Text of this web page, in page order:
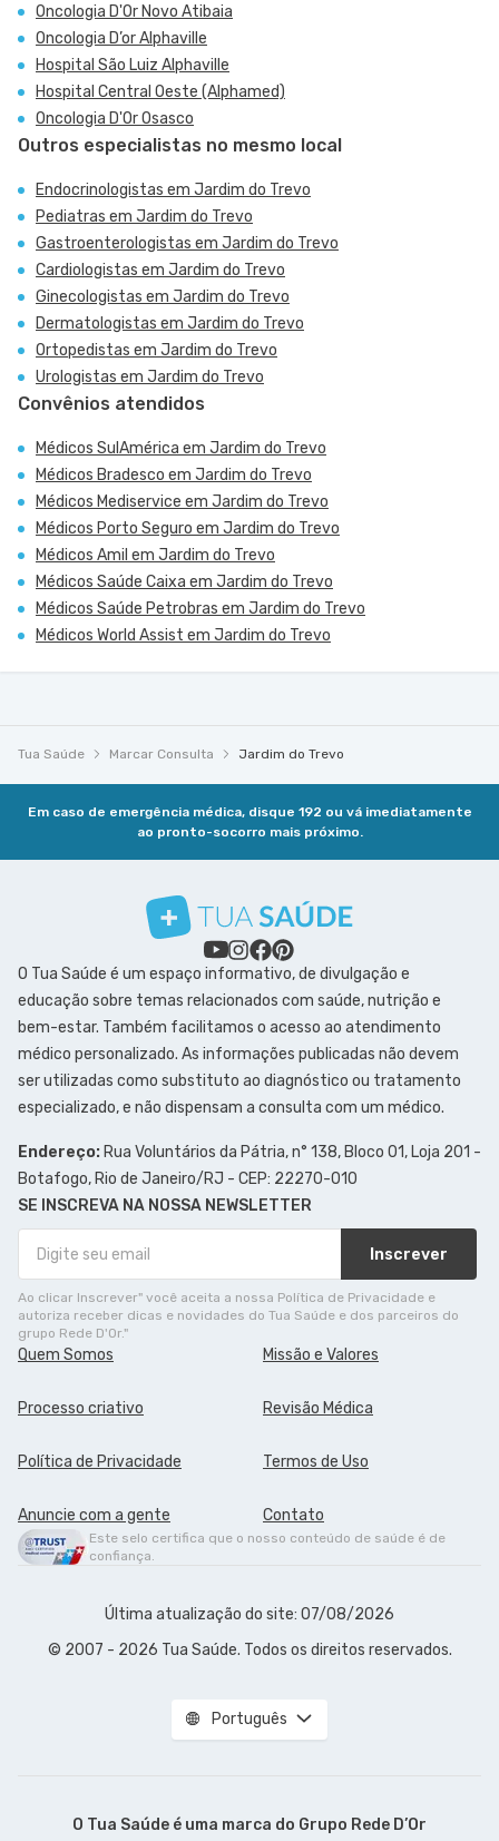
Oncologia D'Or Novo Atibaia
Oncologia D’or Alphaville
Hospital São Luiz Alphaville
Hospital Central Oeste (Alphamed)
Oncologia D'Or Osasco
Outros especialistas no mesmo local
Endocrinologistas em Jardim do Trevo
Pediatras em Jardim do Trevo
Gastroenterologistas em Jardim do Trevo
Cardiologistas em Jardim do Trevo
Ginecologistas em Jardim do Trevo
Dermatologistas em Jardim do Trevo
Ortopedistas em Jardim do Trevo
Urologistas em Jardim do Trevo
Convênios atendidos
Médicos SulAmérica em Jardim do Trevo
Médicos Bradesco em Jardim do Trevo
Médicos Mediservice em Jardim do Trevo
Médicos Porto Seguro em Jardim do Trevo
Médicos Amil em Jardim do Trevo
Médicos Saúde Caixa em Jardim do Trevo
Médicos Saúde Petrobras em Jardim do Trevo
Médicos World Assist em Jardim do Trevo
Tua Saúde Marcar Consulta Jardim do Trevo
Em caso de emergência médica, disque 192 ou vá imediatamente
ao pronto-socorro mais próximo.
O Tua Saúde é um espaço informativo, de divulgação e
educação sobre temas relacionados com saúde, nutrição e
bem-estar. Também facilitamos o acesso ao atendimento
médico personalizado. As informações publicadas não devem
ser utilizadas como substituto ao diagnóstico ou tratamento
especializado, e não dispensam a consulta com um médico.
Endereço: Rua Voluntários da Pátria, n° 138, Bloco 01, Loja 201 -
Botafogo, Rio de Janeiro/RJ - CEP: 22270-010
SE INSCREVA NA NOSSA NEWSLETTER
Inscrever
Ao clicar Inscrever" você aceita a nossa Política de Privacidade e
autoriza receber dicas e novidades do Tua Saúde e dos parceiros do
grupo Rede D'Or."
Quem Somos Missão e Valores
Processo criativo Revisão Médica
Política de Privacidade Termos de Uso
Anuncie com a gente Contato
Este selo certifica que o nosso conteúdo de saúde é de
confiança.
Última atualização do site: 07/08/2026
© 2007 - 2026 Tua Saúde. Todos os direitos reservados.
Português
O Tua Saúde é uma marca do Grupo Rede D’Or